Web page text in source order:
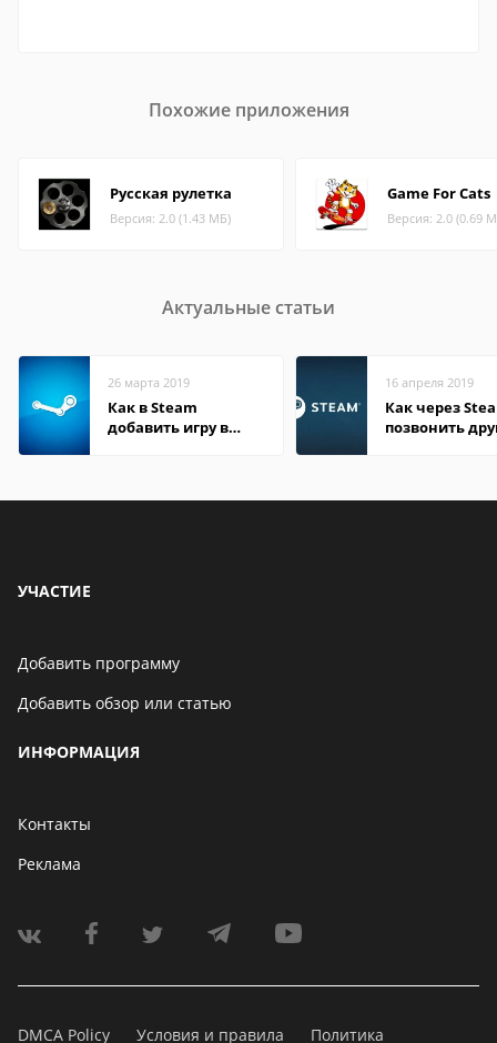
Похожие приложения
Русская рулетка
Версия: 2.0 (1.43 МБ)
Game For Cats
Версия: 2.0 (0.69
Актуальные статьи
26 марта 2019
Как в Steam
добавить игру в
16 апреля 2019
Как через
позвонить
УЧАСТИЕ
Добавить программу
Добавить обзор или статью
ИНФОРМАЦИЯ
Контакты
Реклама
DMCA Policy Условия и правила Политика